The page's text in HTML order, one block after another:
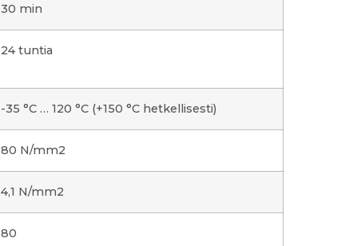
30 min
24 tuntia
-35 °C … 120 °C (+150 °C hetkellisesti)
80 N/mm2
4,1 N/mm2
80